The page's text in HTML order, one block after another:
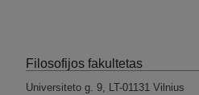
Filosofijos fakultetas
Universiteto g. 9, LT-01131 Vilnius